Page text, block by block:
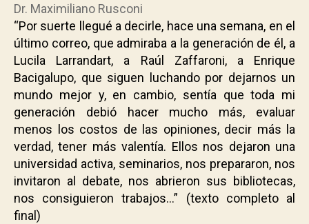
Dr. Maximiliano Rusconi
“Por suerte llegué a decirle, hace una semana, en el
último correo, que admiraba a la generación de él, a
Lucila Larrandart, a Raúl Zaffaroni, a Enrique
Bacigalupo, que siguen luchando por dejarnos un
mundo mejor y, en cambio, sentía que toda mi
generación debió hacer mucho más, evaluar
menos los costos de las opiniones, decir más la
verdad, tener más valentía. Ellos nos dejaron una
universidad activa, seminarios, nos prepararon, nos
invitaron al debate, nos abrieron sus bibliotecas,
nos consiguieron trabajos…” (texto completo al
final)